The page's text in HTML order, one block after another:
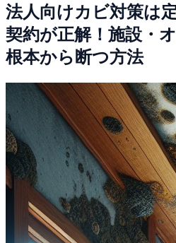
法人向けカビ対策は
契約が正解！施設・
根本から断つ方法